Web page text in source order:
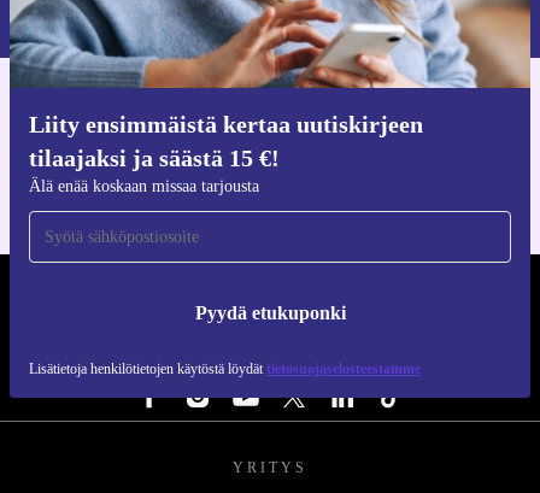
Liity ensimmäistä kertaa uutiskirjeen
tilaajaksi ja säästä 15 €!
Älä enää koskaan missaa tarjousta
Pyydä etukuponki
Lisätietoja henkilötietojen käytöstä löydät tietosuojaselosteestamme
Lisätietoja henkilötietojen käytöstä löydättietosuojaselosteestamme.
iOS:lle ja Androidille
YRITYS